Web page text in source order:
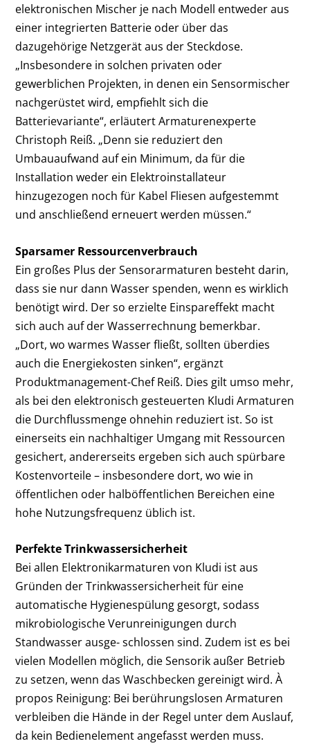
elektronischen Mischer je nach Modell entweder aus
einer integrierten Batterie oder über das
dazugehörige Netzgerät aus der Steckdose.
„Insbesondere in solchen privaten oder
gewerblichen Projekten, in denen ein Sensormischer
nachgerüstet wird, empfiehlt sich die
Batterievariante“, erläutert Armaturenexperte
Christoph Reiß. „Denn sie reduziert den
Umbauaufwand auf ein Minimum, da für die
Installation weder ein Elektroinstallateur
hinzugezogen noch für Kabel Fliesen aufgestemmt
und anschließend erneuert werden müssen.“
Sparsamer Ressourcenverbrauch
Ein großes Plus der Sensorarmaturen besteht darin,
dass sie nur dann Wasser spenden, wenn es wirklich
benötigt wird. Der so erzielte Einspareffekt macht
sich auch auf der Wasserrechnung bemerkbar.
„Dort, wo warmes Wasser fließt, sollten überdies
auch die Energiekosten sinken“, ergänzt
Produktmanagement-Chef Reiß. Dies gilt umso mehr,
als bei den elektronisch gesteuerten Kludi Armaturen
die Durchflussmenge ohnehin reduziert ist. So ist
einerseits ein nachhaltiger Umgang mit Ressourcen
gesichert, andererseits ergeben sich auch spürbare
Kostenvorteile – insbesondere dort, wo wie in
öffentlichen oder halböffentlichen Bereichen eine
hohe Nutzungsfrequenz üblich ist.
Perfekte Trinkwassersicherheit
Bei allen Elektronikarmaturen von Kludi ist aus
Gründen der Trinkwassersicherheit für eine
automatische Hygienespülung gesorgt, sodass
mikrobiologische Verunreinigungen durch
Standwasser ausge- schlossen sind. Zudem ist es bei
vielen Modellen möglich, die Sensorik außer Betrieb
zu setzen, wenn das Waschbecken gereinigt wird. À
propos Reinigung: Bei berührungslosen Armaturen
verbleiben die Hände in der Regel unter dem Auslauf,
da kein Bedienelement angefasst werden muss.